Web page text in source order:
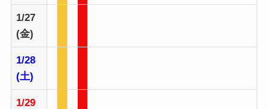
1/27
(金)
1/28
(土)
1/29